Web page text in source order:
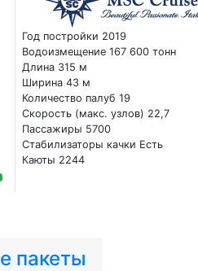
Год постройки 2019
Водоизмещение 167 600 тонн
Длина 315 м
Ширина 43 м
Количество палуб 19
Скорость (макс. узлов) 22,7
Пассажиры 5700
Стабилизаторы качки Есть
Каюты 2244
пакеты